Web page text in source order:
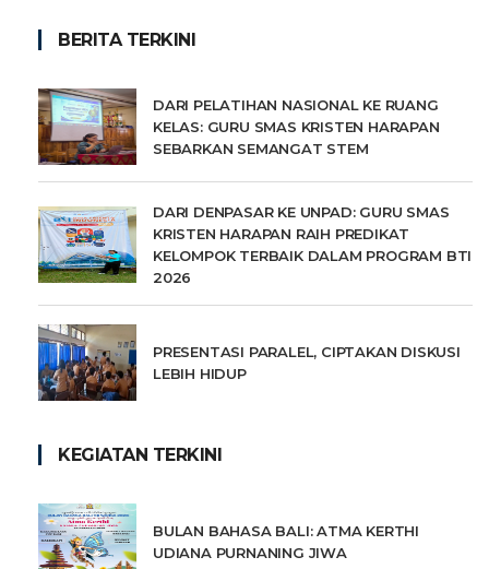
BERITA TERKINI
DARI PELATIHAN NASIONAL KE RUANG
KELAS: GURU SMAS KRISTEN HARAPAN
SEBARKAN SEMANGAT STEM
DARI DENPASAR KE UNPAD: GURU SMAS
KRISTEN HARAPAN RAIH PREDIKAT
KELOMPOK TERBAIK DALAM PROGRAM BTI
2026
PRESENTASI PARALEL, CIPTAKAN DISKUSI
LEBIH HIDUP
KEGIATAN TERKINI
BULAN BAHASA BALI: ATMA KERTHI
UDIANA PURNANING JIWA